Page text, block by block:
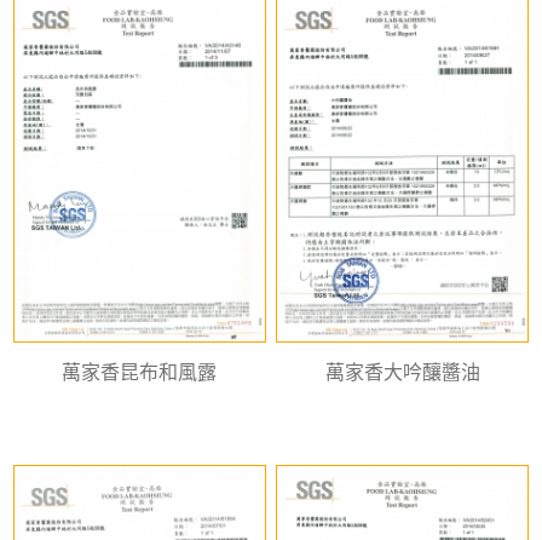
萬家香昆布和風露 萬家香大吟釀醬油